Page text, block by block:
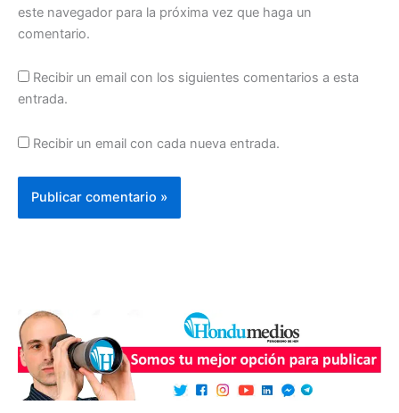
este navegador para la próxima vez que haga un
comentario.
Recibir un email con los siguientes comentarios a esta
entrada.
Recibir un email con cada nueva entrada.